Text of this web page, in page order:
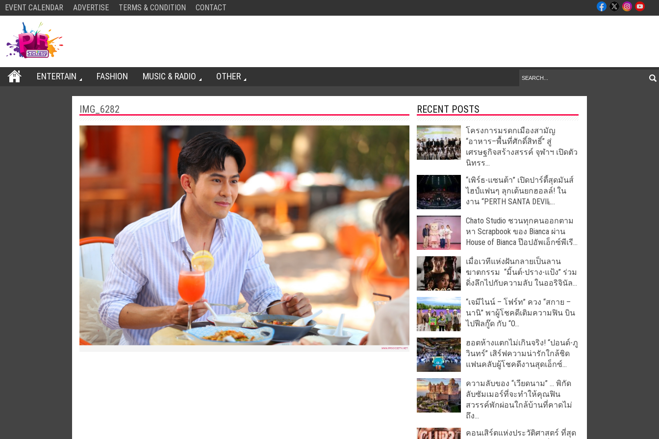
EVENT CALENDAR ADVERTISE TERMS & CONDITION CONTACT
ENTERTAIN FASHION MUSIC & RADIO OTHER
IMG_6282 RECENT POSTS
โครงการมรดกเมืองสามัญ
“อาหาร–พื้นที่ศักดิ์สิทธิ์” สู่
เศรษฐกิจสร้างสรรค์ จุฬาฯ เปิดตัว
นิทรร...
“เพิร์ธ-แซนต้า” เปิดปาร์ตี้สุดมันส์
ไฮป์แฟนๆ ลุกเต้นยกฮอลล์! ใน
งาน “PERTH SANTA DEVIL̵...
Chato Studio ชวนทุกคนออกตาม
หา Scrapbook ของ Bianca ผ่าน
House of Bianca ป๊อปอัพเอ็กซ์พีเรี...
เมื่อเวทีแห่งฝันกลายเป็นลาน
ฆาตกรรม “มิ้นต์-ปราง-แป้ง” ร่วม
ดิ่งลึกไปกับความลับ ในออริจินัล...
“เจมีไนน์ – โฟร์ท” ควง “สกาย –
นานิ” พาผู้โชคดีเติมความฟิน บิน
ไปฟีลกู๊ด กับ “O...
ฮอตห้างแตกไม่เกินจริง! “ปอนด์-ภู
วินทร์” เสิร์ฟความน่ารักใกล้ชิด
แฟนคลับผู้โชคดีงานสุดเอ็กซ์...
ความลับของ “เวียดนาม” … พิกัด
ลับซัมเมอร์ที่จะทำให้คุณฟิน
สวรรค์พักผ่อนใกล้บ้านที่คาดไม่
ถึง...
คอนเสิร์ตแห่งประวัติศาสตร์ ที่สุด